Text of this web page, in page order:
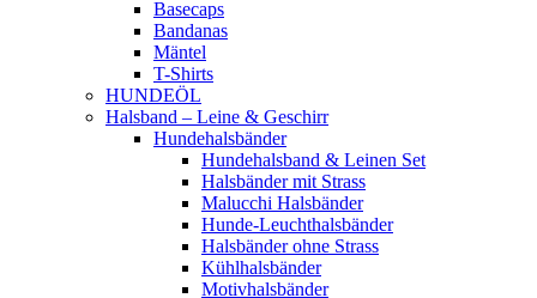
Basecaps
Bandanas
Mäntel
T-Shirts
HUNDEÖL
Halsband – Leine & Geschirr
Hundehalsbänder
Hundehalsband & Leinen Set
Halsbänder mit Strass
Malucchi Halsbänder
Hunde-Leuchthalsbänder
Halsbänder ohne Strass
Kühlhalsbänder
Motivhalsbänder